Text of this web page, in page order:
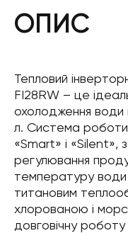
ОПИС
Тепловий
FI28RW – це
охолодження води
л. Система
«Smart» і «Silent»,
регулювання
температуру
титановим
хлорованою і
довговічну